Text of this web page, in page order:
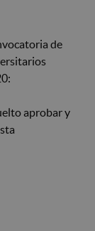
de
aprobar y